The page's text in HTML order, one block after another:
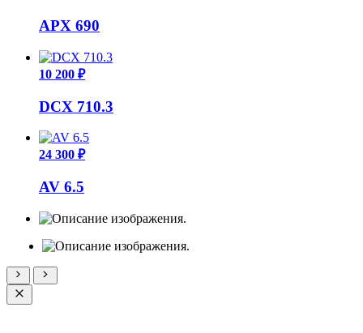
APX 690
10 200 ₽
DCX 710.3
24 300 ₽
AV 6.5